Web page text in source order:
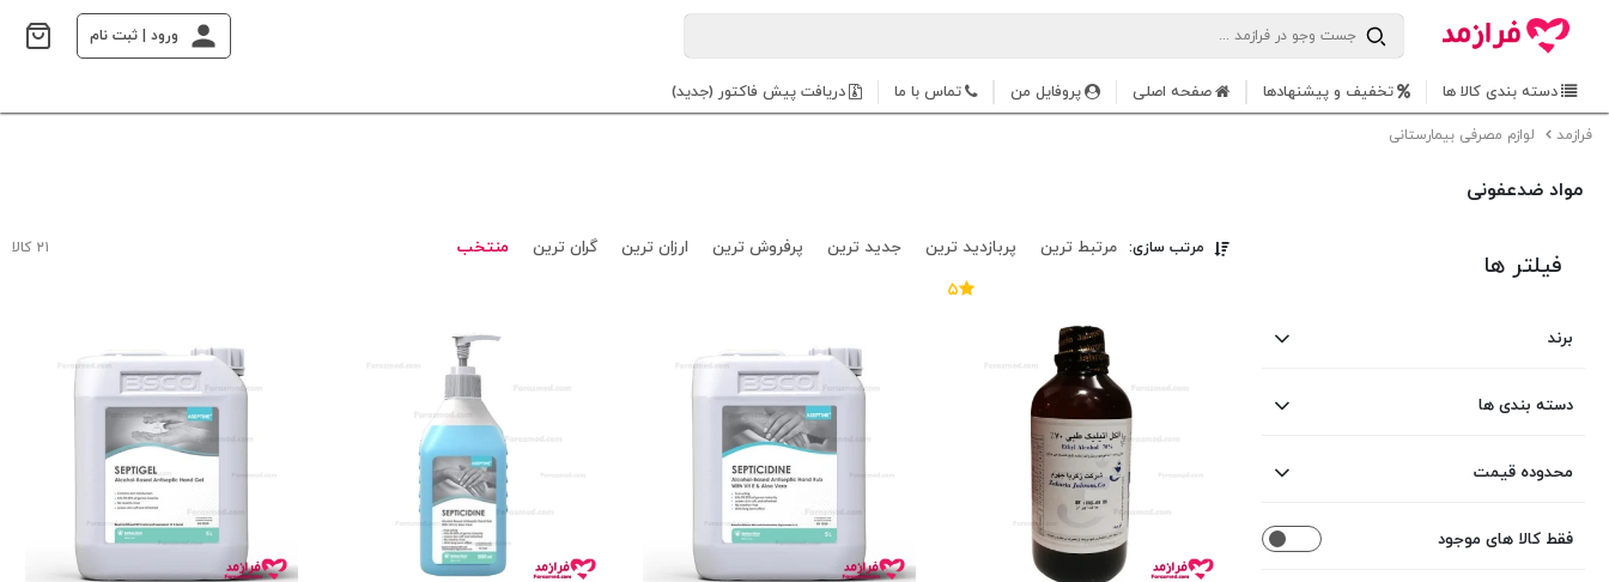
ورود | ثبت نام
دسته بندی کالا ها تخفیف و پیشنهادها صفحه اصلی پروفایل من تماس با ما دریافت پیش فاکتور (جدید)
فرازمد لوازم مصرفی بیمارستانی
مواد ضدعفونی
فیلتر ها
برند
بهبان شیمی
متفرقه
زکریا Zakariya jahrom
دسته بندی ها
پوست
ضدعفونی کننده سطوح
محدوده قیمت
فقط کالا های موجود
مرتب سازی: مرتبط ترین پربازدید ترین جدید ترین پرفروش ترین ارزان ترین گران ترین منتخب ۲۱ کالا
۵